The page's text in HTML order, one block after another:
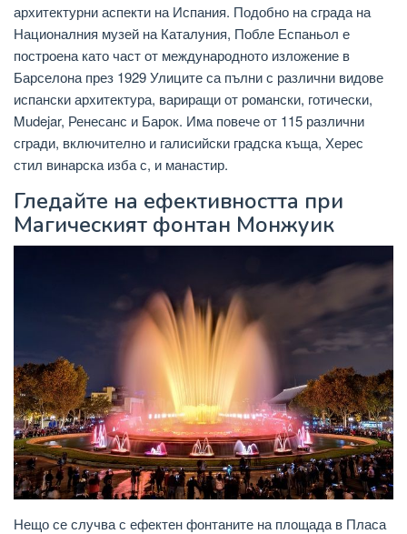
архитектурни аспекти на Испания. Подобно на сграда на
Националния музей на Каталуния, Побле Еспаньол е
построена като част от международното изложение в
Барселона през 1929 Улиците са пълни с различни видове
испански архитектура, вариращи от романски, готически,
Mudejar, Ренесанс и Барок. Има повече от 115 различни
сгради, включително и галисийски градска къща, Херес
стил винарска изба с, и манастир.
Гледайте на ефективността при
Магическият фонтан Монжуик
Нещо се случва с ефектен фонтаните на площада в Пласа